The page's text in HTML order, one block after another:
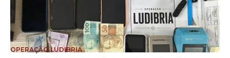
OPERAÇÃO LUDIBRIA